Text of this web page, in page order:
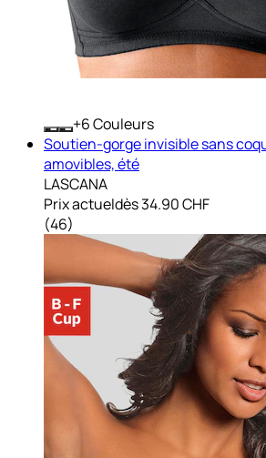
+ Couleurs
Soutien-gorge invisible sans
amovibles, été
LASCANA
Prix actueldès34.90 CHF
(46)